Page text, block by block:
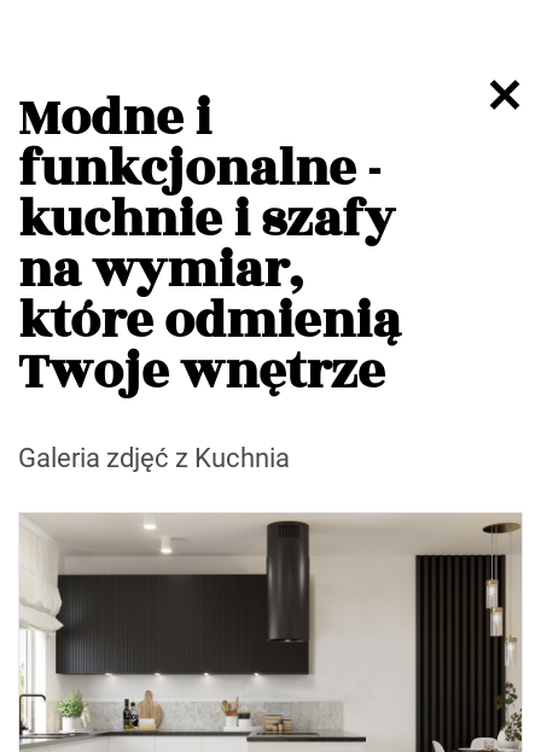
Modne i
funkcjonalne -
kuchnie i szafy
na wymiar,
które odmienią
Twoje wnętrze
Galeria zdjęć z Kuchnia